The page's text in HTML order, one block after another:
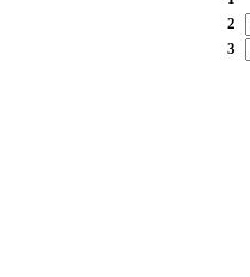
2
3